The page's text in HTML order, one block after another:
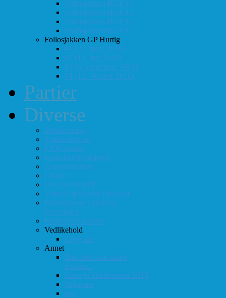
Follosjakken BGP 12
Follosjakken BGP 13
Follosjakken BGP 14
Follosjakken BGP 15
Follosjakken GP Hurtig
#1 (24. mars 2018)
#2 (19. mai 2018)
#3 (8. september 2018)
#4 (13. oktober 2018)
Partier
Diverse
Støtteordning
Sjakkrating.no
FIDE-rating
Follo-kombinasjoner
Grasrotandelen
Linker
DVD-er til utlån
Virtuell sjakklubb (lichess)
Førsteplasser i eksterne
turneringer
Hedersbevisninger
Vedlikehold
Logg inn
Annet
Ikke helt som andre
muséer...
Intervju klubbmester 2013
Skjemaer
test